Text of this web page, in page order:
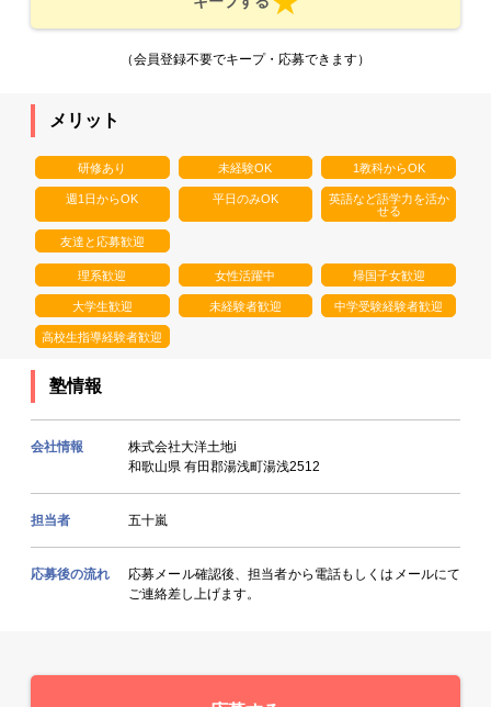
（会員登録不要でキープ・応募できます）
メリット
研修あり 未経験OK 1教科からOK
週1日からOK 平日のみOK
英語など語学力を活か
せる
友達と応募歓迎
理系歓迎 女性活躍中 帰国子女歓迎
大学生歓迎 未経験者歓迎 中学受験経験者歓迎
高校生指導経験者歓迎
塾情報
会社情報
株式会社大洋土地i
和歌山県 有田郡湯浅町湯浅2512
担当者 五十嵐
応募後の流れ
応募メール確認後、担当者から電話もしくはメールにて
ご連絡差し上げます。